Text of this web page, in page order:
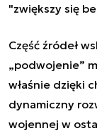
"zwiększy się
Część źródeł
„podwojenie”
właśnie dzięki
dynamiczny
wojennej w